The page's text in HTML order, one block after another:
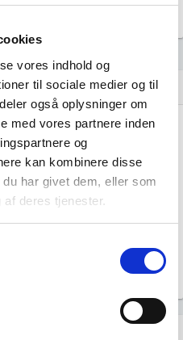
vores indhold og
til sociale medier og til
også oplysninger om
med vores partnere inden
og
kan kombinere disse
har givet dem, eller som
deres tjenester.
pr. år
2023 2024